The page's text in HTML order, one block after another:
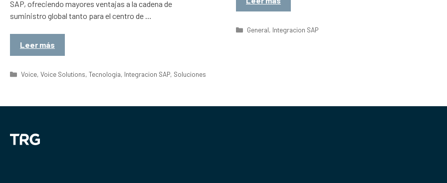
SAP, ofreciendo mayores ventajas a la cadena de
suministro global tanto para el centro de …
Leer más
Categorías
Voice, Voice Solutions, Tecnologia, Integracion SAP, Soluciones
Categorías
General, Integracion SAP